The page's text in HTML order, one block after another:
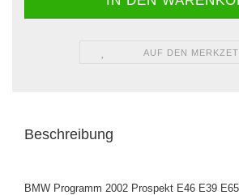
AUF DEN
Beschreibung
BMW Programm 2002 Prospekt E46 E39